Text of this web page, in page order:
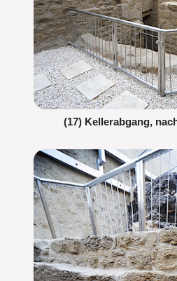
(17) Kellerabgang,